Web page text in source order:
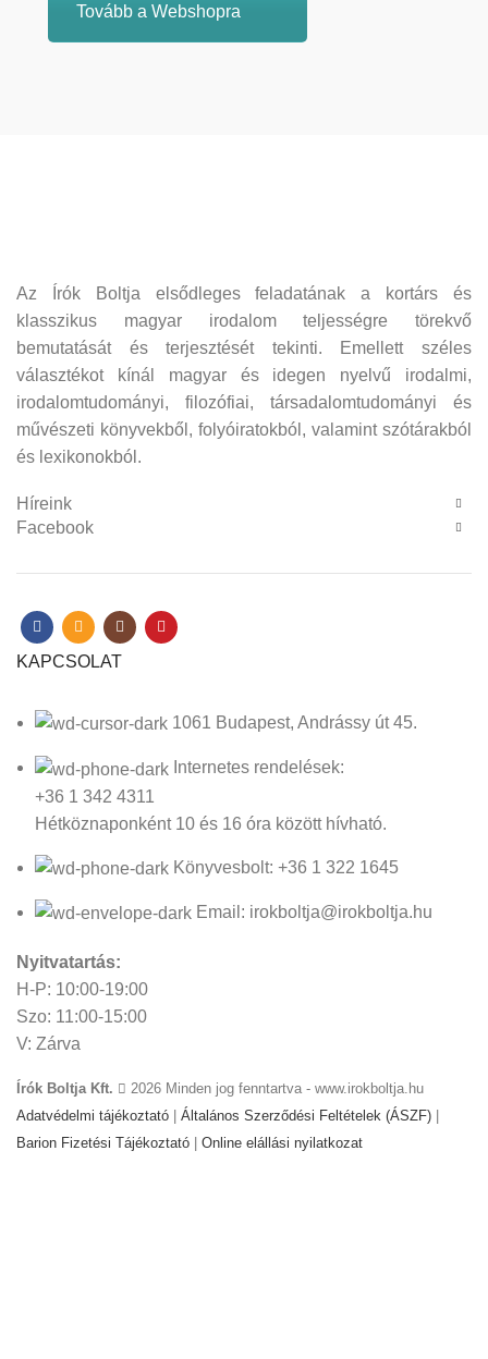
Tovább a Webshopra
Az Írók Boltja elsődleges feladatának a kortárs és
klasszikus magyar irodalom teljességre törekvő
bemutatását és terjesztését tekinti. Emellett széles
választékot kínál magyar és idegen nyelvű irodalmi,
irodalomtudományi, filozófiai, társadalomtudományi és
művészeti könyvekből, folyóiratokból, valamint szótárakból
és lexikonokból.
Híreink
Facebook
KAPCSOLAT
1061 Budapest, Andrássy út 45.
Internetes rendelések:
+36 1 342 4311
Hétköznaponként 10 és 16 óra között hívható.
Könyvesbolt: +36 1 322 1645
Email: irokboltja@irokboltja.hu
Nyitvatartás:
H-P: 10:00-19:00
Szo: 11:00-15:00
V: Zárva
Írók Boltja Kft.
2026 Minden jog fenntartva - www.irokboltja.hu
Adatvédelmi tájékoztató
Általános Szerződési Feltételek (ÁSZF)
Barion Fizetési Tájékoztató
Online elállási nyilatkozat